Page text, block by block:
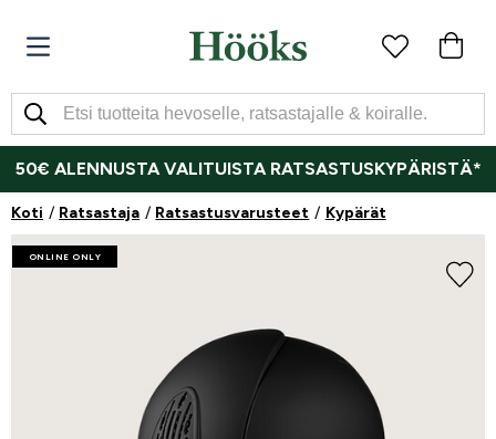
50€ ALENNUSTA VALITUISTA RATSASTUSKYPÄRISTÄ*
Koti Ratsastaja Ratsastusvarusteet Kypärät
ONLINE ONLY